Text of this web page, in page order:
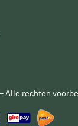
Alle rechten